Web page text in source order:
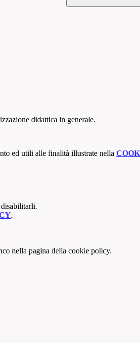
didattica in generale.
ed utili alle finalità illustrate nella
.
nella pagina della cookie policy.